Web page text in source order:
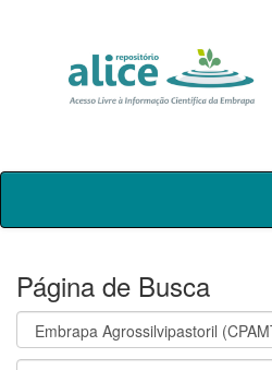
Skip
Página de Busca